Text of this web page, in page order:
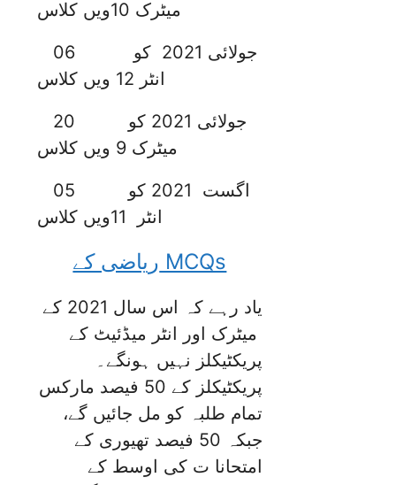
06 جولائی 2021 کو
20 جولائی 2021 کو
میٹرک 9 ویں کلاس
05 اگست 2021 کو
انٹر 11ویں کلاس
ریاضی کے MCQs
یاد رہے کہ اس سال 2021 کے
میٹرک اور انٹر میڈئیٹ کے
پریکٹیکلز نہیں ہونگے۔
پریکٹیکلز کے 50 فیصد مارکس
تمام طلبہ کو مل جائیں گے،
جبکہ 50 فیصد تھیوری کے
امتحانا ت کی اوسط کے